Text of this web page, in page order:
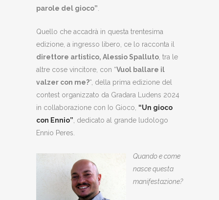
parole del gioco”
Quello che accadrà in questa trentesima
edizione, a ingresso libero, ce lo racconta il
direttore artistico, Alessio Spalluto , tra le
altre cose vincitore, con “Vuol ballare il
valzer con me?“, della prima edizione del
contest organizzato da Gradara Ludens 2024
in collaborazione con Io Gioco, “Un gioco
con Ennio” , dedicato al grande ludologo
Ennio Peres.
Quando e come
nasce questa
manifestazione?